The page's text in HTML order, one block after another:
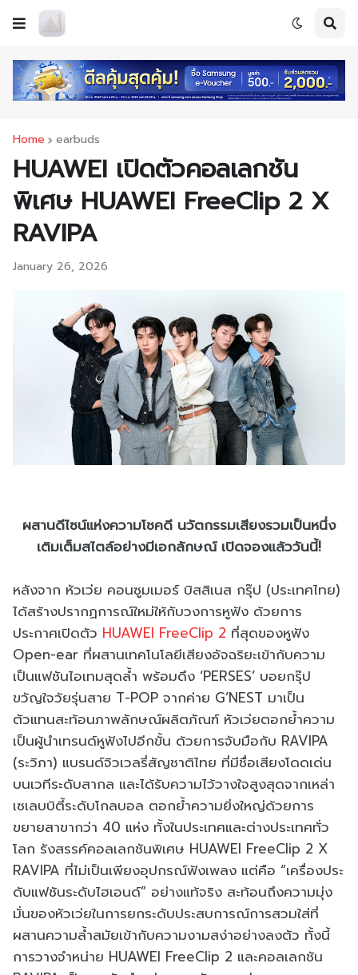
Home earbuds
HUAWEI เปิดตัวคอลเลกชัน
พิเศษ HUAWEI FreeClip 2 X
RAVIPA
January 26, 2026
ผสานดีไซน์แห่งความโชคดี นวัตกรรมเสียงรวมเป็นหนึ่ง
เติมเต็มสไตล์อย่างมีเอกลักษณ์ เปิดจองแล้ววันนี้!
หลังจาก หัวเว่ย คอนซูมเมอร์ บิสสิเนส กรุ๊ป (ประเทศไทย)
ได้สร้างปรากฏการณ์ใหม่ให้กับวงการหูฟัง ด้วยการ
ประกาศเปิดตัว HUAWEI FreeClip 2 ที่สุดของหูฟัง
Open-ear ที่ผสานเทคโนโลยีเสียงอัจฉริยะเข้ากับความ
เป็นแฟชันไอเทมสุดล้ำ พร้อมดึง ‘PERSES’ บอยกรุ๊ป
ขวัญใจวัยรุ่นสาย T-POP จากค่าย G’NEST มาเป็น
ตัวแทนสะท้อนภาพลักษณ์ผลิตภัณฑ์ หัวเว่ยตอกย้ำความ
เป็นผู้นำเทรนด์หูฟังไปอีกขั้น ด้วยการจับมือกับ RAVIPA
(ระวิภา) แบรนด์จิวเวลรี่สัญชาติไทย ที่มีชื่อเสียงโดดเด่น
บนเวทีระดับสากล และได้รับความไว้วางใจสูงสุดจากเหล่า
เซเลบบิตี้ระดับโกลบอล ตอกย้ำความยิ่งใหญ่ด้วยการ
ขยายสาขากว่า 40 แห่ง ทั้งในประเทศและต่างประเทศทั่ว
โลก รังสรรค์คอลเลกชันพิเศษ HUAWEI FreeClip 2 X
RAVIPA ที่ไม่เป็นเพียงอุปกรณ์ฟังเพลง แต่คือ “เครื่องประ
ดับแฟชันระดับไฮเอนด์” อย่างแท้จริง สะท้อนถึงความมุ่ง
มั่นของหัวเว่ยในการยกระดับประสบการณ์การสวมใส่ที่
ผสานความล้ำสมัยเข้ากับความงามสง่าอย่างลงตัว ทั้งนี้
การวางจำหน่าย HUAWEI FreeClip 2 และคอลเลกชัน